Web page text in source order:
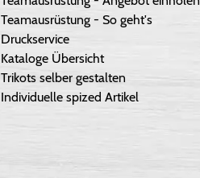
Teamausrüstung - So geht's
Druckservice
Kataloge Übersicht
Trikots selber gestalten
Individuelle spized Artikel